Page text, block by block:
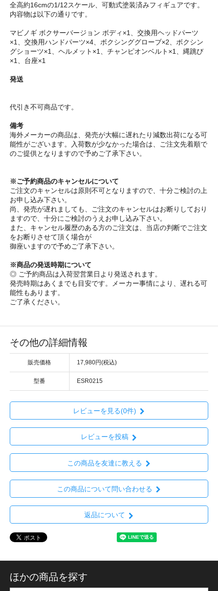
全高約16cmの1/12スケール、可動式塗装済みフィギュアです。
内容物は以下の通りです。
マビノギ ボクサーバージョン ボディ×1、交換用ヘッドパーツ
×1、交換用ハンドパーツ×4、ボクシンググローブ×2、ボクシン
グショーツ×1、ヘルメット×1、チャンピオンベルト×1、縄跳び
×1、台座×1
発送
代引き不可商品です。
備考
海外メーカーの商品は、発売が大幅に遅れたり減数出荷になる可
能性がございます。入荷数が少なかった場合は、ご注文先着順で
のご提供となりますので予めご了承下さい。
※ご予約商品のキャンセルについて
ご注文のキャンセルは原則不可となりますので、十分ご検討の上
お申し込み下さい。
尚、発売が遅れましても、ご注文のキャンセルはお断りしており
ますので、十分にご検討のうえお申し込み下さい。
また、キャンセル履歴のある方のご注文は、当店の判断でご注文
をお断りさせて頂く場合が
御座いますので予めご了承下さい。
※商品の発送時期について
◎ ご予約商品は入荷翌営業日より発送されます。
発売時期はあくまでも目安です。メーカー事情により、遅れる可
能性もあります。
ご了承ください。
その他の詳細情報
販売価格 17,980円(税込)
型番 ESR0215
レビューを見る(0件)
レビューを投稿
この商品を友達に教える
この商品について問い合わせる
返品について
ほかの商品を探す